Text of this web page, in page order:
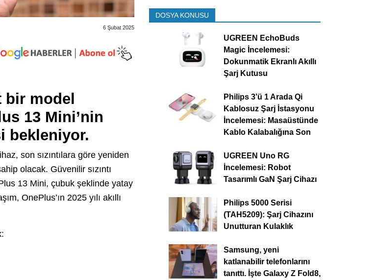
6 Şubat 2025
bir model
13 Mini’nin
bekleniyor.
son sızıntılara göre yeniden
olacak. Güvenilir sızıntı
13 Mini, çubuk şeklinde yatay
OnePlus’ın 2025 yılı akıllı
DOSYA KONUSU
UGREEN EchoBuds
Magic İncelemesi:
Dokunmatik Ekranlı Akıllı
Şarj Kutusu
Philips 3’ü 1 Arada Qi
Kablosuz Şarj İstasyonu
İncelemesi: Masaüstünde
Kablo Kalabalığına Son
UGREEN Uno RG
İncelemesi: Robot
Tasarımlı GaN Şarj Cihazı
Philips 5000 Serisi
(TAH5209): Şarj Cihazını
Unutturan Kulaklık
Samsung, yeni
katlanabilir telefonlarını
tanıttı. İşte Galaxy Z Fold8,